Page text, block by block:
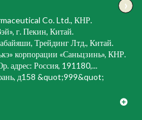
›
Co. Ltd., КНР.
г. Пекин, Китай.
Трейдинг Лтд., Китай.
корпорации «Саньцзинь», КНР.
Россия, 191180,...
д158 &quot;999&quot;